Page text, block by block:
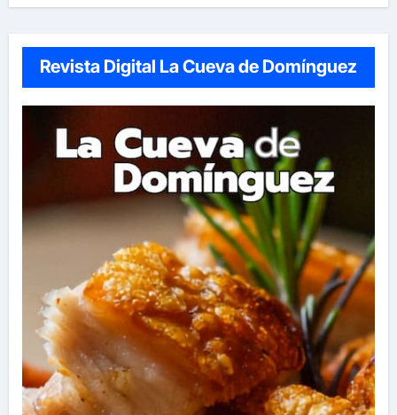
Revista Digital La Cueva de Domínguez